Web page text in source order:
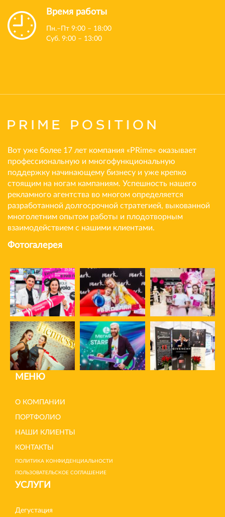
Время работы
Пн.–Пт 9:00 – 18:00
Суб. 9:00 – 13:00
Вот уже более 17 лет компания «PRime» оказывает
профессиональную и многофункциональную
поддержку начинающему бизнесу и уже крепко
стоящим на ногам кампаниям. Успешность нашего
рекламного агентства во многом определяется
разработанной долгосрочной стратегией, выкованной
многолетним опытом работы и плодотворным
взаимодействием с нашими клиентами.
Фотогалерея
МЕНЮ
О КОМПАНИИ
ПОРТФОЛИО
НАШИ КЛИЕНТЫ
КОНТАКТЫ
ПОЛИТИКА КОНФИДЕНЦИАЛЬНОСТИ
ПОЛЬЗОВАТЕЛЬСКОЕ СОГЛАШЕНИЕ
УСЛУГИ
Дегустация